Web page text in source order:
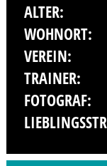
ALTER:
WOHNORT:
VEREIN:
TRAINER:
FOTOGRAF: